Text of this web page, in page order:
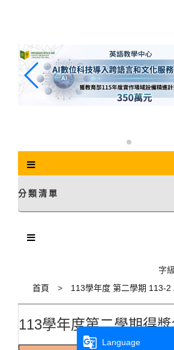
分類清單
首頁
字
113學年度第二學期得
g_translate
Language